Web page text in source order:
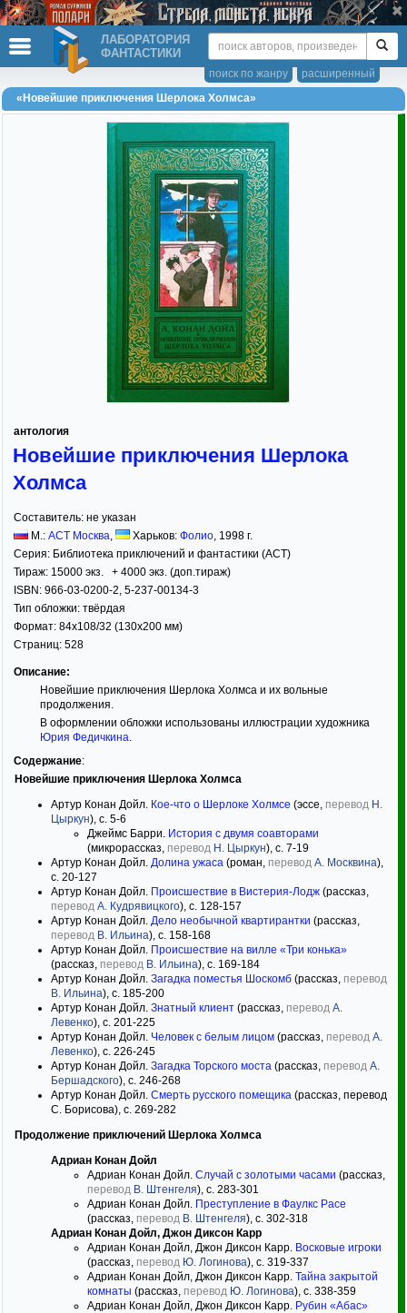
ЛАБОРАТОРИЯ
ФАНТАСТИКИ
расширенный
поиск по жанру
«Новейшие приключения Шерлока Холмса»
антология
Новейшие приключения Шерлока
Холмса
Составитель: не указан
М.: АСТ Москва, Харьков: Фолио, 1998 г.
Серия: Библиотека приключений и фантастики (АСТ)
Тираж: 15000 экз. + 4000 экз. (доп.тираж)
ISBN: 966-03-0200-2, 5-237-00134-3
Тип обложки: твёрдая
Формат: 84x108/32 (130x200 мм)
Страниц: 528
Описание:
Новейшие приключения Шерлока Холмса и их вольные
продолжения.
В оформлении обложки использованы иллюстрации художника
Юрия Федичкина.
Содержание:
Новейшие приключения Шерлока Холмса
Артур Конан Дойл. Кое-что о Шерлоке Холмсе (эссе, перевод Н.
Цыркун), с. 5-6
Джеймс Барри. История с двумя соавторами
(микрорассказ, перевод Н. Цыркун), с. 7-19
Артур Конан Дойл. Долина ужаса (роман, перевод А. Москвина),
с. 20-127
Артур Конан Дойл. Происшествие в Вистерия-Лодж (рассказ,
перевод А. Кудрявицкого), с. 128-157
Артур Конан Дойл. Дело необычной квартирантки (рассказ,
перевод В. Ильина), с. 158-168
Артур Конан Дойл. Происшествие на вилле «Три конька»
(рассказ, перевод В. Ильина), с. 169-184
Артур Конан Дойл. Загадка поместья Шоскомб (рассказ, перевод
В. Ильина), с. 185-200
Артур Конан Дойл. Знатный клиент (рассказ, перевод А.
Левенко), с. 201-225
Артур Конан Дойл. Человек с белым лицом (рассказ, перевод А.
Левенко), с. 226-245
Артур Конан Дойл. Загадка Торского моста (рассказ, перевод А.
Бершадского), с. 246-268
Артур Конан Дойл. Смерть русского помещика (рассказ, перевод
С. Борисова), с. 269-282
Продолжение приключений Шерлока Холмса
Адриан Конан Дойл
Адриан Конан Дойл. Случай с золотыми часами (рассказ,
перевод В. Штенгеля), с. 283-301
Адриан Конан Дойл. Преступление в Фаулкс Расе
(рассказ, перевод В. Штенгеля), с. 302-318
Адриан Конан Дойл, Джон Диксон Карр
Адриан Конан Дойл, Джон Диксон Карр. Восковые игроки
(рассказ, перевод Ю. Логинова), с. 319-337
Адриан Конан Дойл, Джон Диксон Карр. Тайна закрытой
комнаты (рассказ, перевод Ю. Логинова), с. 338-359
Адриан Конан Дойл, Джон Диксон Карр. Рубин «Абас»